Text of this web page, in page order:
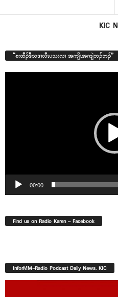
KIC
“စးထီၣ်ဒီသဒၢလီၤပသးလၢ အကျိၤအကျဲဘၣ်ဘၣ်”
00:00
Find us on Radio Karen – Facebook
InforMM-Radio Podcast Daily News. KIC